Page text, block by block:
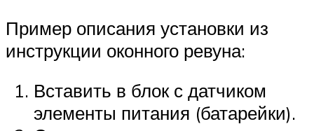
Пример описания установки из
инструкции оконного ревуна:
Вставить в блок с датчиком
элементы питания (батарейки).